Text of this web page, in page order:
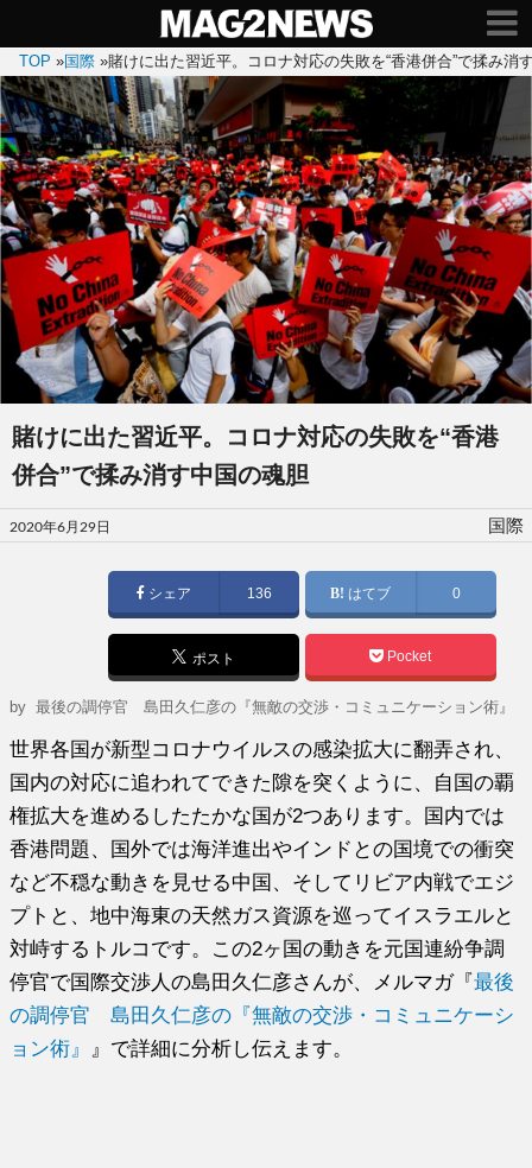
TOP »国際 »賭けに出た習近平。コロナ対応の失敗を“香港併合”で揉み消
賭けに出た習近平。コロナ対応の失敗を“香港
併合”で揉み消す中国の魂胆
投
稿
2020年6月29日 国際
シェア 136 はてブ 0
ポスト Pocket
by最後の調停官 島田久仁彦の『無敵の交渉・コミュニケーション術』
世界各国が新型コロナウイルスの感染拡大に翻弄され、
国内の対応に追われてできた隙を突くように、自国の覇
権拡大を進めるしたたかな国が2つあります。国内では
香港問題、国外では海洋進出やインドとの国境での衝突
など不穏な動きを見せる中国、そしてリビア内戦でエジ
プトと、地中海東の天然ガス資源を巡ってイスラエルと
対峙するトルコです。この2ヶ国の動きを元国連紛争調
停官で国際交渉人の島田久仁彦さんが、メルマガ『最後
の調停官 島田久仁彦の『無敵の交渉・コミュニケーシ
ョン術』
』で詳細に分析し伝えます。